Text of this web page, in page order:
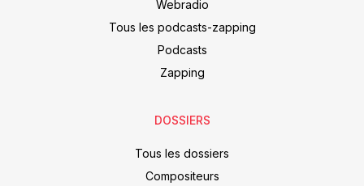
Webradio
Tous les podcasts-zapping
Podcasts
Zapping
DOSSIERS
Tous les dossiers
Compositeurs